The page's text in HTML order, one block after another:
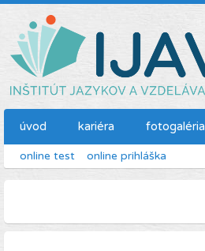
úvod kariéra fotogaléria
online test online prihláška